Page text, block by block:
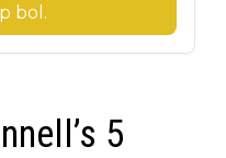
bol .
5